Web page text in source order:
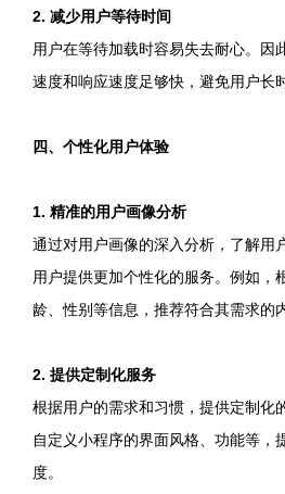
2. 减少用户等待时间
用户在等待加载时容易失去耐心。因
速度和响应速度足够快，避免用户长
四、个性化用户体验
1. 精准的用户画像分析
通过对用户画像的深入分析，了解用
用户提供更加个性化的服务。例如，
龄、性别等信息，推荐符合其需求的
2. 提供定制化服务
根据用户的需求和习惯，提供定制化
自定义小程序的界面风格、功能等，
度。